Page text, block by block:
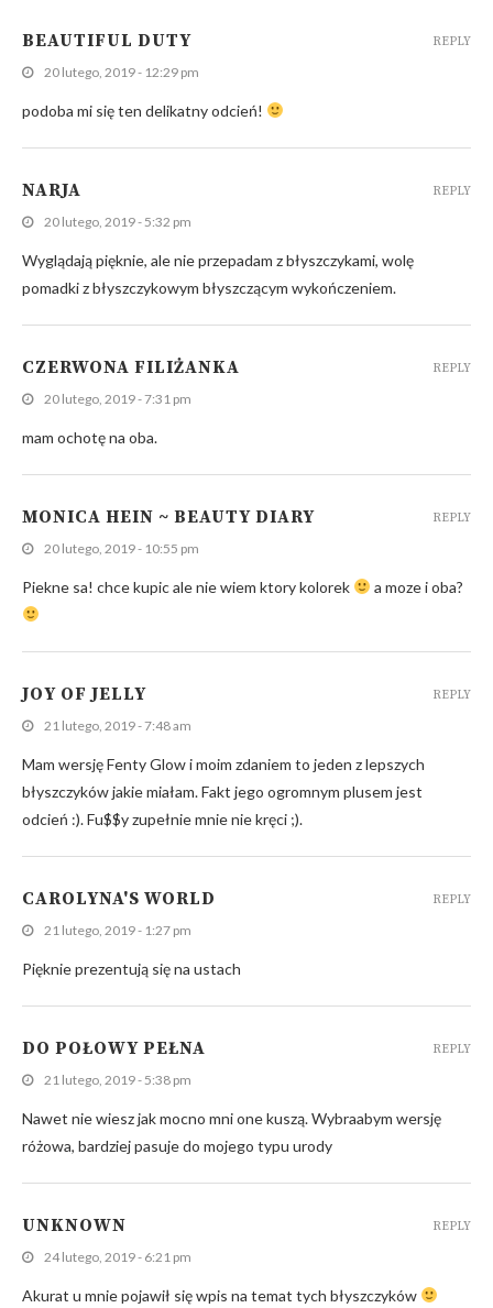
BEAUTIFUL DUTY
20 lutego, 2019 - 12:29 pm
podoba mi się ten delikatny odcień!
REPLY
NARJA
20 lutego, 2019 - 5:32 pm
Wyglądają pięknie, ale nie przepadam z błyszczykami, wolę
pomadki z błyszczykowym błyszczącym wykończeniem.
REPLY
CZERWONA FILIŻANKA
20 lutego, 2019 - 7:31 pm
mam ochotę na oba.
REPLY
MONICA HEIN ~ BEAUTY DIARY
20 lutego, 2019 - 10:55 pm
Piekne sa! chce kupic ale nie wiem ktory kolorek a moze i oba?
REPLY
JOY OF JELLY
21 lutego, 2019 - 7:48 am
Mam wersję Fenty Glow i moim zdaniem to jeden z lepszych
błyszczyków jakie miałam. Fakt jego ogromnym plusem jest
odcień :). Fu$$y zupełnie mnie nie kręci ;).
REPLY
CAROLYNA'S WORLD
21 lutego, 2019 - 1:27 pm
Pięknie prezentują się na ustach
REPLY
DO POŁOWY PEŁNA
21 lutego, 2019 - 5:38 pm
Nawet nie wiesz jak mocno mni one kuszą. Wybraabym wersję
różowa, bardziej pasuje do mojego typu urody
REPLY
UNKNOWN
24 lutego, 2019 - 6:21 pm
Akurat u mnie pojawił się wpis na temat tych błyszczyków
REPLY